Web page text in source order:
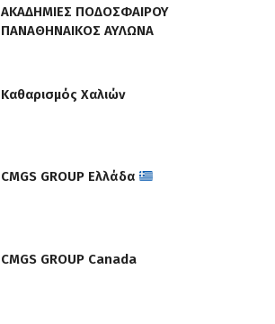
ΑΚΑΔΗΜΙΕΣ ΠΟΔΟΣΦΑΙΡΟΥ
ΠΑΝΑΘΗΝΑΙΚΟΣ ΑΥΛΩΝΑ
Καθαρισμός Χαλιών
CMGS GROUP Ελλάδα
CMGS GROUP Canada